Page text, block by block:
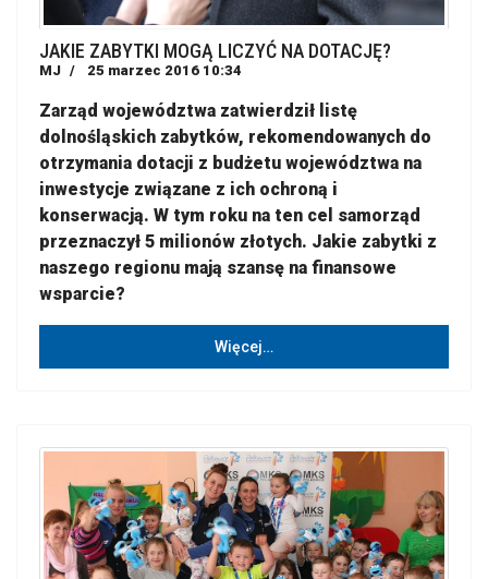
JAKIE ZABYTKI MOGĄ LICZYĆ NA DOTACJĘ?
MJ 25 marzec 2016 10:34
Zarząd województwa zatwierdził listę
dolnośląskich zabytków, rekomendowanych do
otrzymania dotacji z budżetu województwa na
inwestycje związane z ich ochroną i
konserwacją. W tym roku na ten cel samorząd
przeznaczył 5 milionów złotych. Jakie zabytki z
naszego regionu mają szansę na finansowe
wsparcie?
Więcej…